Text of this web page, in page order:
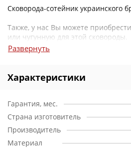
Сковорода-сотейник украинского
Также, у нас Вы можете
или чугунную для этой сковороды.
Развернуть
Характеристики
Гарантия, мес.
Страна изготовитель
Производитель
Материал